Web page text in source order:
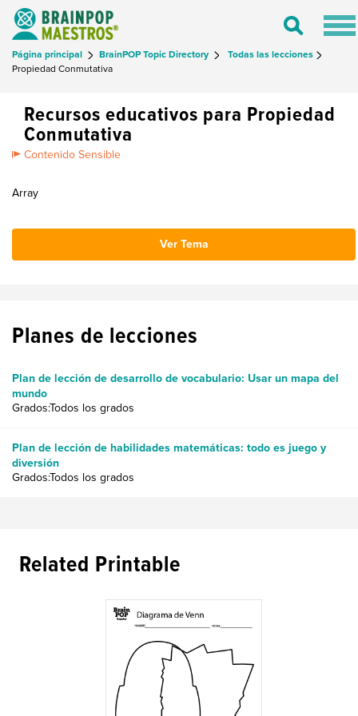
Toggle
Página principal BrainPOP Topic Directory
Todas las lecciones
Propiedad Conmutativa
Recursos educativos para Propiedad
Conmutativa
Contenido Sensible
Array
Ver Tema
Planes de lecciones
Plan de lección de desarrollo de vocabulario: Usar un mapa del
mundo
Grados:Todos los grados
Plan de lección de habilidades matemáticas: todo es juego y
diversión
Grados:Todos los grados
Related Printable